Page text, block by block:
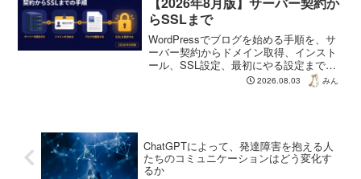
らSSLまで
WordPressでブログを始める手順を、サ
ーバー契約からドメイン取得、インスト
ール、SSL設定、最初にやる設定まで順
に解説します。ドメイン特典の指定忘れ
など、実際に詰まりやすい箇所も書きま
2026.08.03 みん
ChatGPTによって、発達障害を抱える人
たちのコミュニケーションはどう変化す
るか